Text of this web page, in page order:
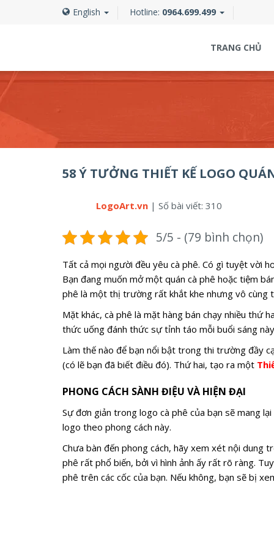
English Hotline: 0964.699.499
TRANG CHỦ
58 Ý TƯỞNG THIẾT KẾ LOGO
LogoArt.vn | Số bài viết: 310
5/5 - (79 bình chọn)
Tất cả mọi người đều yêu cà phê. Có gì tuyệt vời
Bạn đang muốn mở một quán cà phê hoặc tiệm
phê là một thị trường rất khắt khe nhưng vô cùng
Mặt khác, cà phê là mặt hàng bán chạy nhiều thứ
thức uống đánh thức sự tỉnh táo mỗi buổi sáng
Làm thế nào để bạn nổi bật trong thi trường đầy
(có lẽ bạn đã biết điều đó). Thứ hai, tạo ra một
PHONG CÁCH SÀNH ĐIỆU VÀ HIỆN ĐẠI
Sự đơn giản trong logo cà phê của bạn sẽ mang
logo theo phong cách này.
Chưa bàn đến phong cách, hãy xem xét nội dung
phê rất phổ biến, bởi vì hình ảnh ấy rất rõ ràng.
phê trên các cốc của bạn. Nếu không, bạn sẽ bị